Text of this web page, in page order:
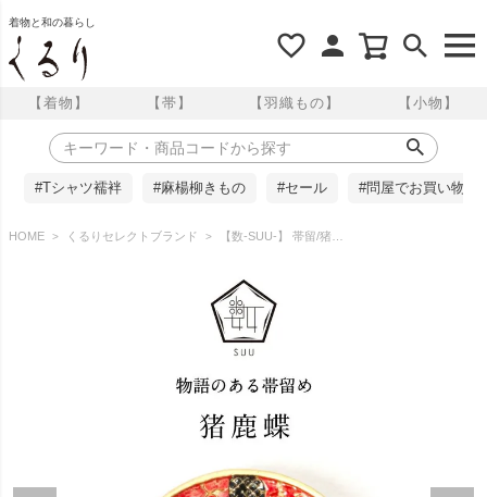
着物と和の暮らし
【着物】 【帯】 【羽織もの】 【小物】
#Tシャツ襦袢 #麻楊柳きもの #セール #問屋でお買い物
HOME くるりセレクトブランド 【数-SUU-】 帯留/猪鹿蝶